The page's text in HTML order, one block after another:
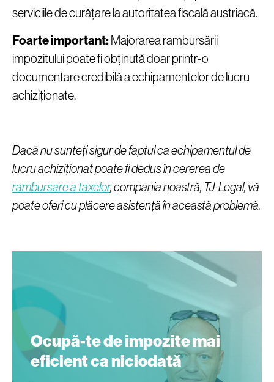
serviciile de curățare la autoritatea fiscală austriacă.
Foarte important:Majorarea rambursării
impozitului poate fi obținută doar printr-o
documentare credibilă a echipamentelor de lucru
achiziționate.
Dacă nu sunteți sigur de faptul ca echipamentul de
lucru achiziționat poate fi dedus în cererea de
rambursare a taxelor, compania noastră, TJ-Legal, vă
poate oferi cu plăcere asistență în această problemă.
Ocupă-te de impozite mai
eficient ca niciodată